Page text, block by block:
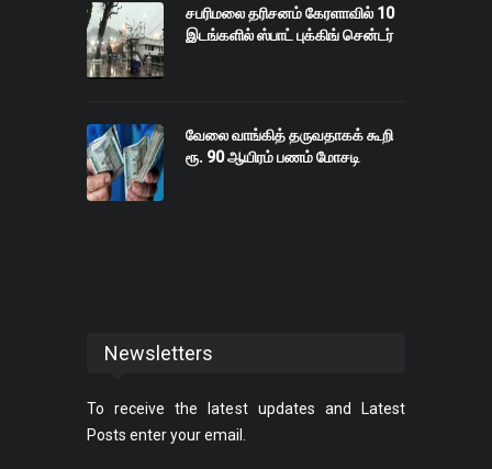
சபரிமலை தரிசனம் கேரளாவில் 10
இடங்களில் ஸ்பாட் புக்கிங் சென்டர்
வேலை வாங்கித் தருவதாகக் கூறி
ரூ. 90 ஆயிரம் பணம் மோசடி
Newsletters
To receive the latest updates and Latest
Posts enter your email.